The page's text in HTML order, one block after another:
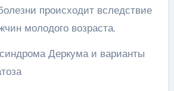
происходит вследствие
молодого возраста.